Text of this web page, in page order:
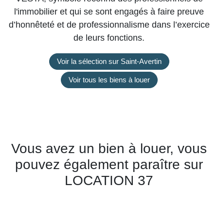
l'immobilier et qui se sont engagés à faire preuve
d’honnêteté et de professionnalisme dans l’exercice
de leurs fonctions.
Voir la sélection sur Saint-Avertin
Voir tous les biens à louer
Vous avez un bien à louer, vous
pouvez également paraître sur
LOCATION 37